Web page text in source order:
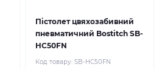
Пістолет цвяхозабивний
пневматичний Bostitch SB-
HC50FN
Код товару: SB-HC50FN